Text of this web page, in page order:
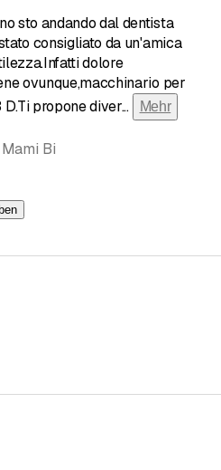
sto andando dal dentista
consigliato da un'amica
dolore
ovunque,macchinario per
D.Ti propone diver... Mehr
Bi